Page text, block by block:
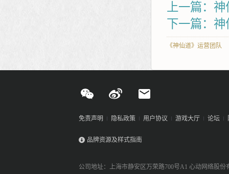
上一篇：
下一篇：
《神仙道》运营团队
免责声明 隐私政策 用户协议 游戏大厅 论坛
品牌资源及样式指南
公司地址：上海市静安区万荣路700号A1 心动网络股份